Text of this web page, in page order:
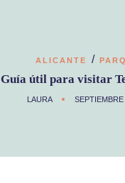
ALICANTE /
Guía útil para visitar
LAURA SEPTIEMBRE